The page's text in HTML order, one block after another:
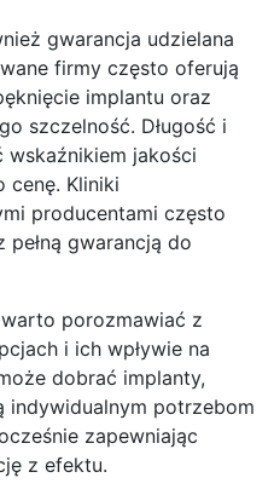
gwarancja udzielana
firmy często oferują
implantu oraz
szczelność. Długość i
wskaźnikiem jakości
cenę. Kliniki
producentami często
gwarancją do
porozmawiać z
i ich wpływie na
dobrać implanty,
indywidualnym potrzebom
zapewniając
z efektu.